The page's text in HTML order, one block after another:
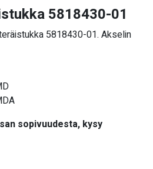
5818430-01
5818430-01. Akselin
sopivuudesta, kysy